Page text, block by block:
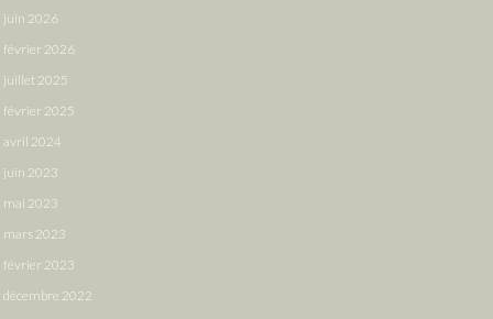
juin 2026
février 2026
juillet 2025
février 2025
avril 2024
juin 2023
mai 2023
mars 2023
février 2023
décembre 2022